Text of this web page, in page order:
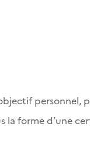
personnel,
la forme d’une